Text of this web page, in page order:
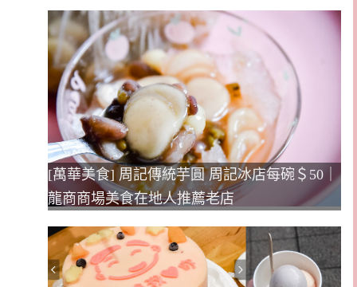
[萬華美食] 周記傳統芋圓 周記冰店每碗＄50｜
龍商商場美食在地人推薦老店